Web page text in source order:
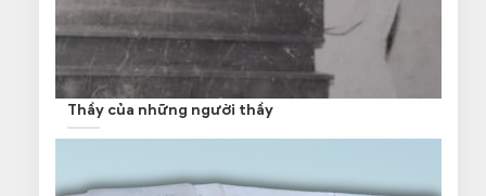
Thầy của những người thầy